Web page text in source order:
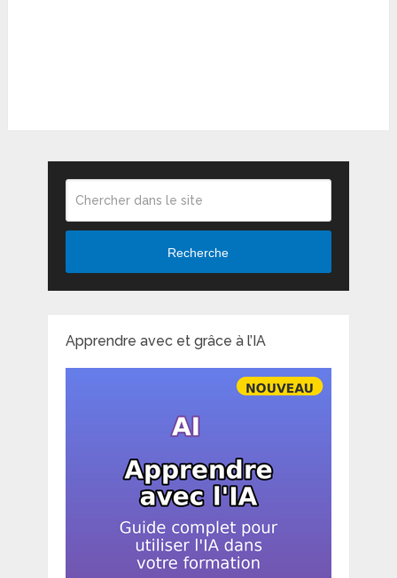
Recherche
Apprendre avec et grâce à l’IA